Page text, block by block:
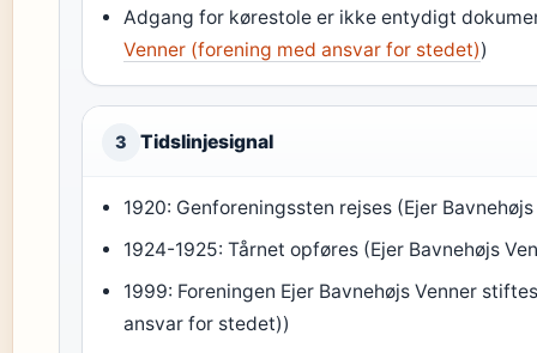
Adgang for kørestole er ikke entydigt
Venner (forening med ansvar for stedet))
3 Tidslinjesignal
1920: Genforeningssten rejses (Ejer
1924-1925: Tårnet opføres (Ejer Bavnehøjs
1999: Foreningen Ejer Bavnehøjs Venner
ansvar for stedet))